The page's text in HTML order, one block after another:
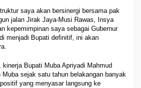
saya akan bersinergi bersama pak
jalan Jirak Jaya-Musi Rawas, Insya
kepemimpinan saya sebagai Gubernur
menjadi Bupati definitif, ini akan
kinerja Bupati Muba Apriyadi Mahmud
Muba sejak satu tahun belakangan banyak
yang menyasar langsung ke